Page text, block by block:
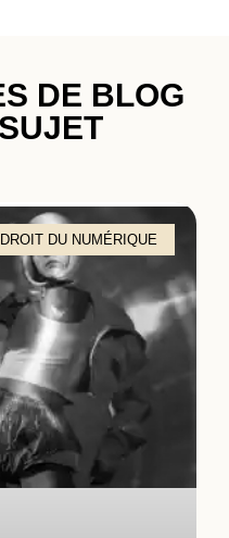
DE BLOG
DROIT DU NUMÉRIQUE